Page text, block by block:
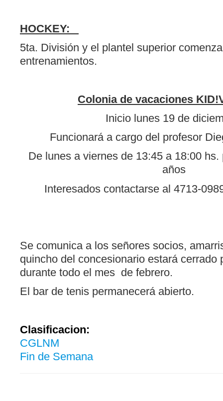
HOCKEY:
5ta. División y el plantel superior
entrenamientos.
Colonia de vacaciones
Inicio lunes 19 de
Funcionará a cargo del profesor
De lunes a viernes de 13:45 a 18:00
años
Interesados contactarse al 4713-
Se comunica a los señores socios,
quincho del concesionario estará cerrado
durante todo el mes de febrero.
El bar de tenis permanecerá
Clasificacion:
CGLNM
Fin de Semana